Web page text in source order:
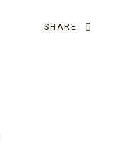
SHARE